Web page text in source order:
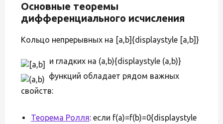
Основные теоремы
дифференциального исчисления
Кольцо непрерывных на [a,b]{displaystyle [a,b]}
и гладких на (a,b){displaystyle (a,b)}
функций обладает рядом важных
свойств:
Теорема Ролля: если f(a)=f(b)=0{displaystyle